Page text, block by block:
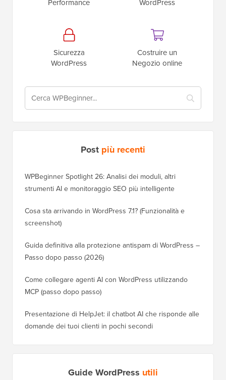
Performance
WordPress
Sicurezza
WordPress
Costruire un
Negozio online
Post più recenti
WPBeginner Spotlight 26: Analisi dei moduli, altri
strumenti AI e monitoraggio SEO più intelligente
Cosa sta arrivando in WordPress 7.1? (Funzionalità e
screenshot)
Guida definitiva alla protezione antispam di WordPress –
Passo dopo passo (2026)
Come collegare agenti AI con WordPress utilizzando
MCP (passo dopo passo)
Presentazione di HelpJet: il chatbot AI che risponde alle
domande dei tuoi clienti in pochi secondi
Guide WordPress utili